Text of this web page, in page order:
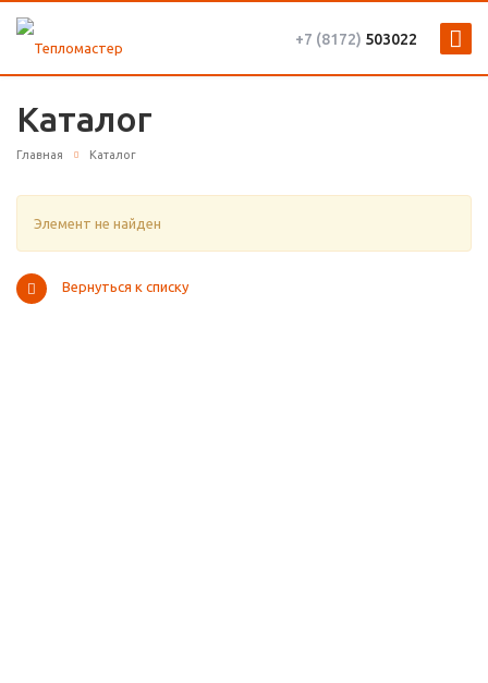
+7 (8172) 503022
Каталог
Главная Каталог
Элемент не найден
Вернуться к списку